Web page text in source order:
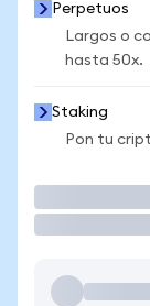
Perpetuos
Largos o
hasta 50x.
Staking
Pon tu